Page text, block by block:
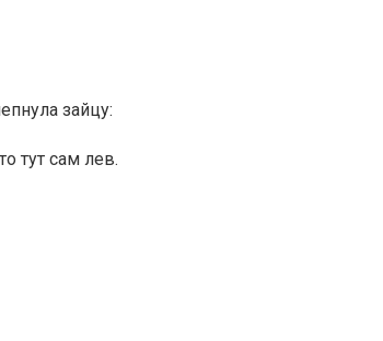
зайцу:
тут сам лев.